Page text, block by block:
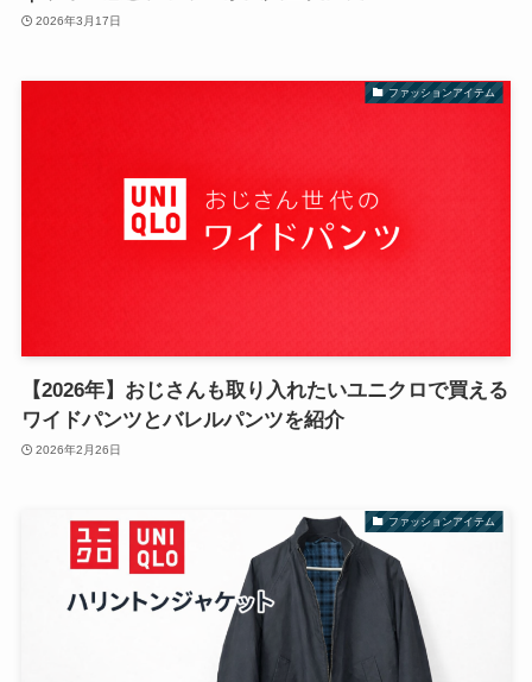
2026年3月17日
ファッションアイテム
【2026年】おじさんも取り入れたいユニクロで買える
ワイドパンツとバレルパンツを紹介
2026年2月26日
ファッションアイテム